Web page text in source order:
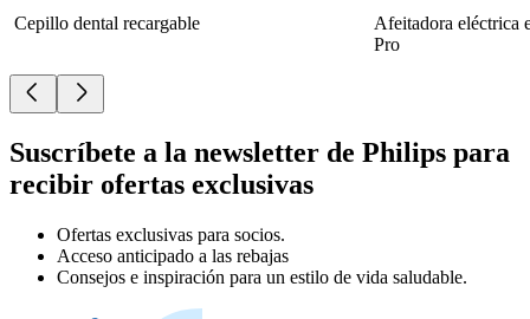
Cepillo dental recargable
Afeitadora eléctrica
Pro
Suscríbete a la newsletter de Philips para
recibir ofertas exclusivas
Ofertas exclusivas para socios.
Acceso anticipado a las rebajas
Consejos e inspiración para un estilo de vida saludable.